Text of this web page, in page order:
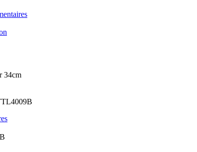
34cm